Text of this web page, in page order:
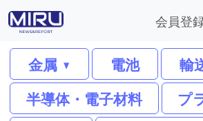
会員登
金属 電池
輸
半導体・電子材料
プ